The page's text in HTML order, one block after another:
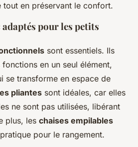
en préservant le confort.
adaptés pour les petits
sont essentiels. Ils
en un seul élément,
se transforme en espace de
pliantes sont idéales, car elles
ne sont pas utilisées, libérant
plus, les chaises empilables
pour le rangement.